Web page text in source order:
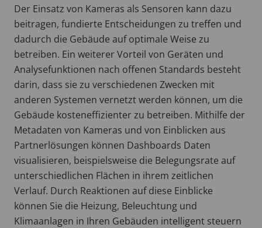
Der Einsatz von Kameras als Sensoren kann dazu
beitragen, fundierte Entscheidungen zu treffen und
dadurch die Gebäude auf optimale Weise zu
betreiben. Ein weiterer Vorteil von Geräten und
Analysefunktionen nach offenen Standards besteht
darin, dass sie zu verschiedenen Zwecken mit
anderen Systemen vernetzt werden können, um die
Gebäude kosteneffizienter zu betreiben. Mithilfe der
Metadaten von Kameras und von Einblicken aus
Partnerlösungen können Dashboards Daten
visualisieren, beispielsweise die Belegungsrate auf
unterschiedlichen Flächen in ihrem zeitlichen
Verlauf. Durch Reaktionen auf diese Einblicke
können Sie die Heizung, Beleuchtung und
Klimaanlagen in Ihren Gebäuden intelligent steuern